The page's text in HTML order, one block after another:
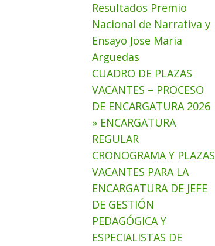
Resultados Premio
Nacional de Narrativa y
Ensayo Jose Maria
Arguedas
CUADRO DE PLAZAS
VACANTES – PROCESO
DE ENCARGATURA 2026
» ENCARGATURA
REGULAR
CRONOGRAMA Y PLAZAS
VACANTES PARA LA
ENCARGATURA DE JEFE
DE GESTIÓN
PEDAGÓGICA Y
ESPECIALISTAS DE